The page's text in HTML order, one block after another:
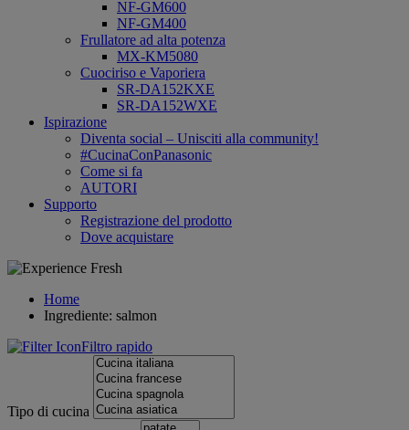
NF-GM600
NF-GM400
Frullatore ad alta potenza
MX-KM5080
Cuociriso e Vaporiera
SR-DA152KXE
SR-DA152WXE
Ispirazione
Diventa social – Unisciti alla community!
#CucinaConPanasonic
Come si fa
AUTORI
Supporto
Registrazione del prodotto
Dove acquistare
Home
Ingrediente: salmon
Filtro rapido
Tipo di cucina